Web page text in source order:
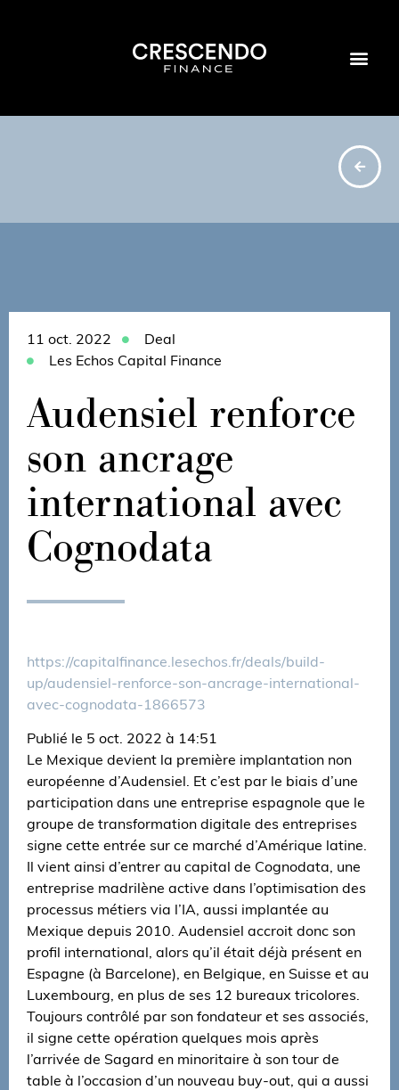
11 oct. 2022
Deal
Les Echos Capital Finance
Audensiel renforce
son ancrage
international avec
Cognodata
https://capitalfinance.lesechos.fr/deals/build-
up/audensiel-renforce-son-ancrage-international-
avec-cognodata-1866573
Publié le 5 oct. 2022 à 14:51
Le Mexique devient la première implantation non
européenne d’Audensiel. Et c’est par le biais d’une
participation dans une entreprise espagnole que le
groupe de transformation digitale des entreprises
signe cette entrée sur ce marché d’Amérique latine.
Il vient ainsi d’entrer au capital de Cognodata, une
entreprise madrilène active dans l’optimisation des
processus métiers via l’IA, aussi implantée au
Mexique depuis 2010. Audensiel accroit donc son
profil international, alors qu’il était déjà présent en
Espagne (à Barcelone), en Belgique, en Suisse et au
Luxembourg, en plus de ses 12 bureaux tricolores.
Toujours contrôlé par son fondateur et ses associés,
il signe cette opération quelques mois après
l’arrivée de Sagard en minoritaire à son tour de
table à l’occasion d’un nouveau buy-out, qui a aussi